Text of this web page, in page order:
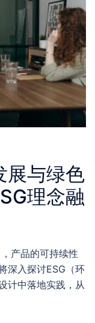
展与绿色
理念融
产品的可持续性
深入探讨ESG（环
计中落地实践，从